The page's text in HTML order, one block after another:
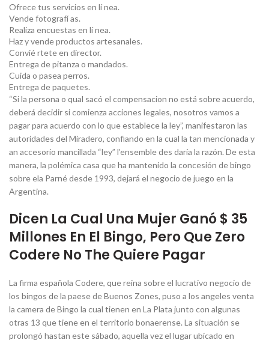
Ofrece tus servicios en lí nea.
Vende fotografí as.
Realiza encuestas en lí nea.
Haz y vende productos artesanales.
Convié rtete en director.
Entrega de pitanza o mandados.
Cuida o pasea perros.
Entrega de paquetes.
“Si la persona o qual sacó el compensacion no está sobre acuerdo,
deberá decidir si comienza acciones legales, nosotros vamos a
pagar para acuerdo con lo que establece la ley”, manifestaron las
autoridades del Miradero, confiando en la cual la tan mencionada y
an accesorio mancillada “ley” l’ensemble des daría la razón. De esta
manera, la polémica casa que ha mantenido la concesión de bingo
sobre ela Parné desde 1993, dejará el negocio de juego en la
Argentina.
Dicen La Cual Una Mujer Ganó $ 35
Millones En El Bingo, Pero Que Zero
Codere No The Quiere Pagar
La firma española Codere, que reina sobre el lucrativo negocio de
los bingos de la paese de Buenos Zones, puso a los angeles venta
la camera de Bingo la cual tienen en La Plata junto con algunas
otras 13 que tiene en el territorio bonaerense. La situación se
prolongó hastan este sábado, aquella vez el lugar ubicado en